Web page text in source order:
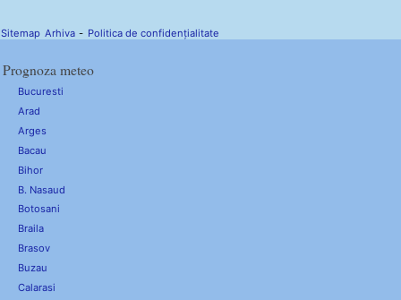
Sitemap Arhiva - Politica de confidențialitate
Prognoza meteo
Bucuresti
Arad
Arges
Bacau
Bihor
B. Nasaud
Botosani
Braila
Brasov
Buzau
Calarasi